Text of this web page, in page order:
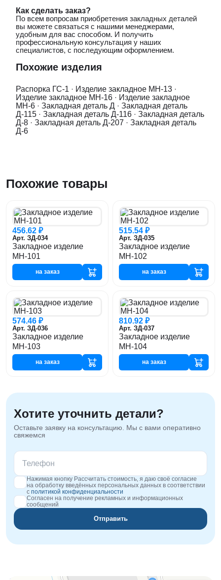
Как сделать заказ?
По всем вопросам приобретения закладных деталей
вы можете связаться с нашими менеджерами,
удобным для вас способом. И получить
профессиональную консультация у наших
специалистов, с последующим оформлением.
Похожие изделия
Распорка ГС-1 · Изделие закладное МН-13 ·
Изделие закладное МН-16 · Изделие закладное
МН-6 · Закладная деталь Д · Закладная деталь
Д-115 · Закладная деталь Д-116 · Закладная деталь
Д-8 · Закладная деталь Д-207 · Закладная деталь
Д-6
Похожие товары
456.62 ₽
Арт. ЗД-034
Закладное изделие
МН-101
на заказ
515.54 ₽
Арт. ЗД-035
Закладное изделие
МН-102
на заказ
574.46 ₽
Арт. ЗД-036
Закладное изделие
МН-103
на заказ
810.92 ₽
Арт. ЗД-037
Закладное изделие
МН-104
на заказ
Хотите уточнить детали?
Оставьте заявку на консультацию. Мы с вами оперативно
свяжемся
Нажимая кнопку Рассчитать стоимость, я даю своё согласие
на обработку введённых персональных данных в соответствии
с политикой конфиденциальности
Согласен на получение рекламных и информационных
сообщений
Отправить